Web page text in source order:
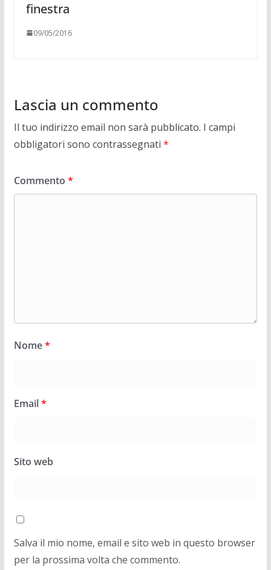
finestra
09/05/2016
Lascia un commento
Il tuo indirizzo email non sarà pubblicato. I campi
obbligatori sono contrassegnati *
Commento *
Nome*
Email*
Sito web
Salva il mio nome, email e sito web in questo browser
per la prossima volta che commento.